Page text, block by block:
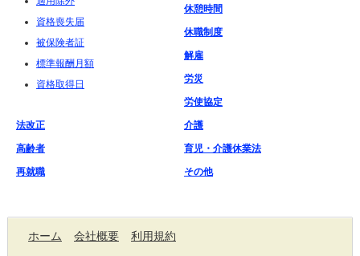
資格喪失届
被保険者証
標準報酬月額
資格取得日
休憩時間
休職制度
解雇
労災
労使協定
法改正 介護
高齢者 育児・介護休業法
再就職 その他
ホーム 会社概要 利用規約